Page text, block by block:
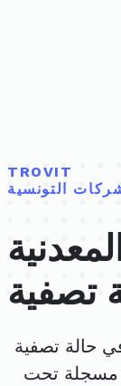
TROVIT
التونسية
تصفية
حالة تصفية
مسجلة تحت